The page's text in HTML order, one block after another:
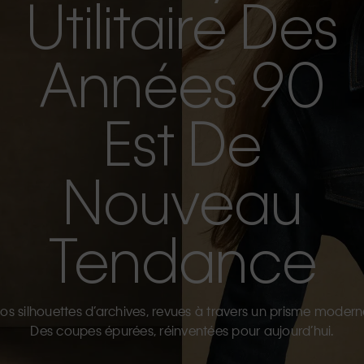
Utilitaire Des
Années 90
Est De
Nouveau
Tendance
silhouettes d’archives, revues à travers un prisme
Des coupes épurées, réinventées pour aujourd’hui.